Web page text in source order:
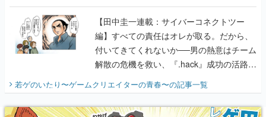
に行って、より理解を深めよう【PR】
【田中圭一連載：サイバーコネクトツー
編】すべての責任はオレが取る。だから、
付いてきてくれないか──男の熱意はチーム
解散の危機を救い、『.hack』成功の活路を
開く。業界の快男児・松山 洋に流れる血は
『少年ジャンプ』色だった【若ゲのいた
り】
若ゲのいたり〜ゲームクリエイターの青春〜の記事一覧